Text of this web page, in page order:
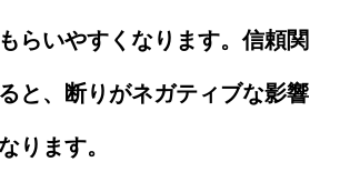
らいやすくなります。信頼関
と、断りがネガティブな影響
ります。